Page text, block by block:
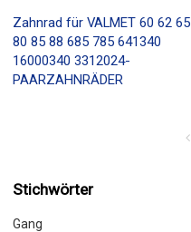
Zahnrad für VALMET 60 62 65
80 85 88 685 785 641340
16000340 3312024-
PAARZAHNRÄDER
Stichwörter
Gang